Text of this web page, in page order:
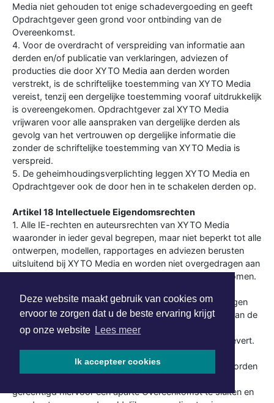
Deze website maakt gebruik van cookies om
ervoor te zorgen dat u de beste ervaring krijgt
op onze website Lees meer
Ik accepteer cookies
Media niet gehouden tot enige schadevergoeding en geeft
Opdrachtgever geen grond voor ontbinding van de
Overeenkomst.
4. Voor de overdracht of verspreiding van informatie aan
derden en/of publicatie van verklaringen, adviezen of
producties die door XYTO Media aan derden worden
verstrekt, is de schriftelijke toestemming van XYTO Media
vereist, tenzij een dergelijke toestemming vooraf uitdrukkelijk
is overeengekomen. Opdrachtgever zal XYTO Media
vrijwaren voor alle aanspraken van dergelijke derden als
gevolg van het vertrouwen op dergelijke informatie die
zonder de schriftelijke toestemming van XYTO Media is
verspreid.
5. De geheimhoudingsverplichting leggen XYTO Media en
Opdrachtgever ook de door hen in te schakelen derden op.
Artikel 18 Intellectuele Eigendomsrechten
1. Alle IE-rechten en auteursrechten van XYTO Media
waaronder in ieder geval begrepen, maar niet beperkt tot alle
ontwerpen, modellen, rapportages en adviezen berusten
uitsluitend bij XYTO Media en worden niet overgedragen aan
Opdrachtgever tenzij uitdrukkelijk anders overeengekomen.
berusten bij Opdrachtgever en worden niet overgedragen
aan XYTO Media. XYTO Media verkrijgt ten behoeve van de
uitvoering van de Overeenkomst een onherroepelijk
gebruiksrecht van al hetgeen dat Opdrachtgever aanlevert.
2. Indien overeengekomen is dat één of meerdere van
voorgenoemde zaken c.q. werken van XYTO Media worden
gerechtigd hiervoor een aparte Overeenkomst te sluiten en